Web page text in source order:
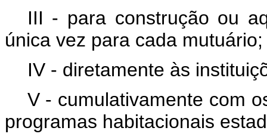
III - para construção ou
única vez para cada mutuário;
IV - diretamente às
V - cumulativamente com
programas habitacionais